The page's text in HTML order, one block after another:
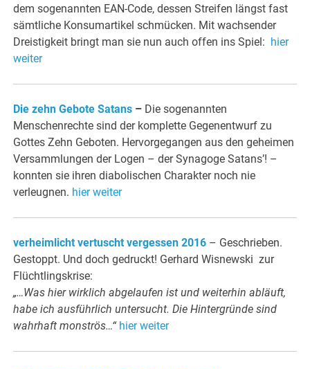
dem sogenannten EAN-Code, dessen Streifen längst fast
sämtliche Konsumartikel schmücken. Mit wachsender
Dreistigkeit bringt man sie nun auch offen ins Spiel: hier
weiter
Die zehn Gebote Satans – Die sogenannten
Menschenrechte sind der komplette Gegenentwurf zu
Gottes Zehn Geboten. Hervorgegangen aus den geheimen
Versammlungen der Logen – der Synagoge Satans’! –
konnten sie ihren diabolischen Charakter noch nie
verleugnen. hier weiter
verheimlicht vertuscht vergessen 2016 – Geschrieben.
Gestoppt. Und doch gedruckt! Gerhard Wisnewski zur
Flüchtlingskrise:
„…Was hier wirklich abgelaufen ist und weiterhin abläuft,
habe ich ausführlich untersucht. Die Hintergründe sind
wahrhaft monströs…“ hier weiter